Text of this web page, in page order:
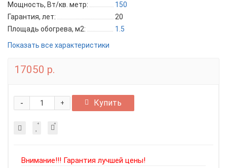
Мощность, Вт/кв. метр:
150
Гарантия, лет:
20
Площадь обогрева, м2:
1.5
Показать все характеристики
17050 р.
+
- Купить
Внимание!!! Гарантия лучшей цены!